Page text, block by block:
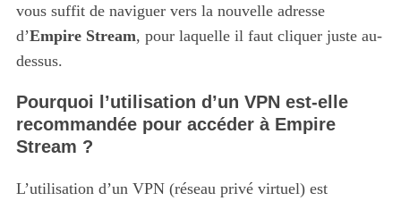
vous suffit de naviguer vers la nouvelle adresse
d’Empire Stream, pour laquelle il faut cliquer juste au-
dessus.
Pourquoi l’utilisation d’un VPN est-elle
recommandée pour accéder à Empire
Stream ?
L’utilisation d’un VPN (réseau privé virtuel) est